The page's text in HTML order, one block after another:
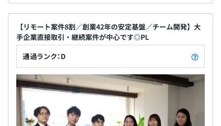
そのほか、OracleやMicrosoftのデータベース、AWSなど
のクラウド技術を活用、開発手法にアジャイルを採り入れ
るなど、使用する技術は担当するお客様やトレンドによっ
て多様化していきます。
各人が描くキャリアのロードマップを尊重しながら、半期
ごとの目標設定、振り返りによる評価をおこなっていま
す。
【リモート案件8割／創業42年の安定基盤／チーム開発】大
手企業直接取引・継続案件が中心です◎PL
通過ランク：D